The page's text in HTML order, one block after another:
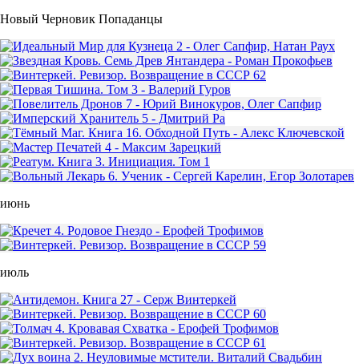
Новый Черновик Попаданцы
июнь
июль